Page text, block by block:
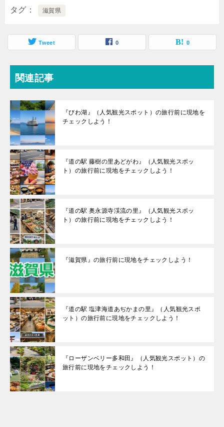
タグ 滋賀県
Tweet 0 0
関連記事
『びわ湖』（人気観光スポット）の旅行前に現地を
チェックしよう！
『道の駅 藤樹の里あどがわ』（人気観光スポッ
ト）の旅行前に現地をチェックしよう！
『道の駅 奥永源寺渓流の里』（人気観光スポッ
ト）の旅行前に現地をチェックしよう！
『滋賀県』の旅行前に現地をチェックしよう！
『道の駅 塩津海道あぢかまの里』（人気観光スポ
ット）の旅行前に現地をチェックしよう！
『ローザンベリー多和田』（人気観光スポット）の
旅行前に現地をチェックしよう！